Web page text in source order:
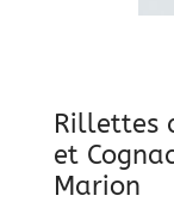
Rillettes
et
Marion